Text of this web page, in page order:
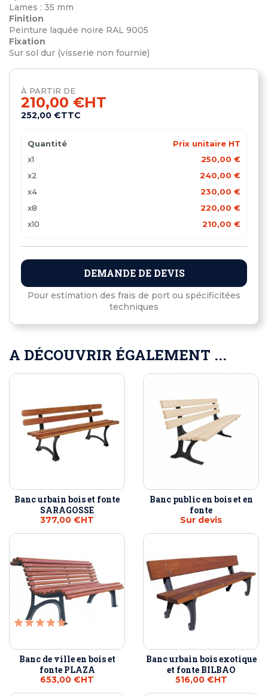
Lames : 35 mm
Finition
Peinture laquée noire RAL 9005
Fixation
Sur sol dur (visserie non fournie)
À PARTIR DE
210,00 €HT
252,00 €TTC
Quantité
Prix unitaire HT
x1
250,00 €
x2
240,00 €
x4
230,00 €
x8
220,00 €
x10
210,00 €
DEMANDE DE DEVIS
Pour estimation des frais de port ou spécificitées
techniques
A DÉCOUVRIR ÉGALEMENT ...
Banc urbain bois et fonte
SARAGOSSE
377,00 €HT
Banc public en bois et en
fonte
Sur devis
Banc de ville en bois et
fonte PLAZA
653,00 €HT
Banc urbain bois exotique
et fonte BILBAO
516,00 €HT